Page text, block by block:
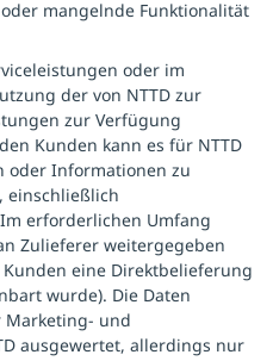
mangelnde Funktionalität
oder im
der von NTTD zur
zur Verfügung
Kunden kann es für NTTD
oder Informationen zu
einschließlich
erforderlichen Umfang
Zulieferer weitergegeben
eine Direktbelieferung
wurde). Die Daten
Marketing- und
ausgewertet, allerdings nur